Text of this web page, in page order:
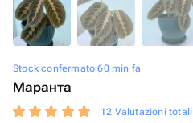
Stock confermato 60 min fa
Маранта
12 Valutazioni totali